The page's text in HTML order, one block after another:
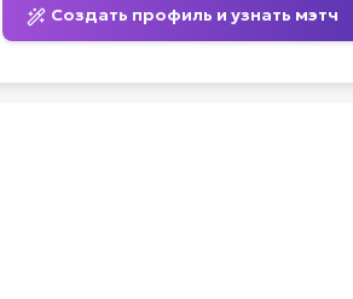
Создать профиль и узнать мэтч